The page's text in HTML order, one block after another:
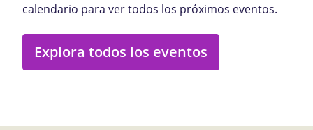
calendario para ver todos los próximos eventos.
Explora todos los eventos